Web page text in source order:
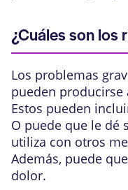
¿Cuáles son los
Los problemas
pueden producirse
Estos pueden
O puede que le dé
utiliza con otros
Además, puede
dolor.